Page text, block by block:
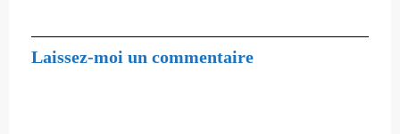
Laissez-moi un commentaire